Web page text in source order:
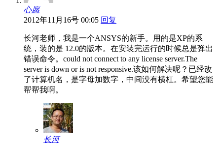
心愿
2012年11月16号 00:05 回复
长河老师，我是一个ANSYS的新手。用的是XP的系
统，装的是 12.0的版本。在安装完运行的时候总是弹出
错误命令。could not connect to any license server.The
server is down or is not responsive.该如何解决呢？已经改
了计算机名，是字母加数字，中间没有横杠。希望您能
帮帮我啊。
长河